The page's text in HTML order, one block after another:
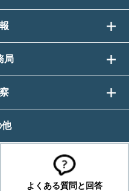
局
他
よくある質問と回答